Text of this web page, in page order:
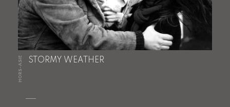
HORS-ASIE STORMY WEATHER